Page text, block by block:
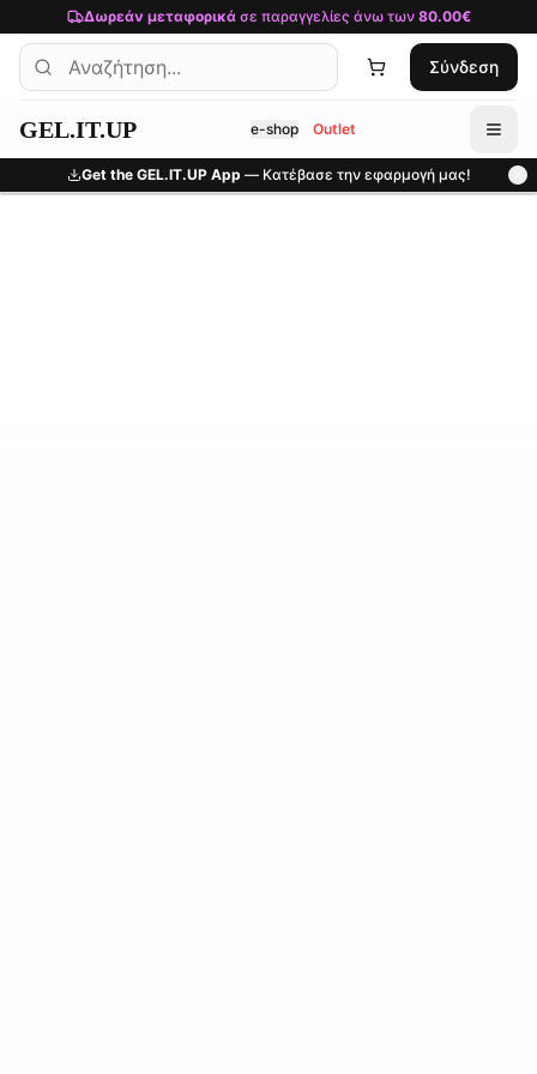
Μετάβαση στο κύριο περιεχόμενο
Δωρεάν μεταφορικάσε παραγγελίες άνω των 80.00€
Σύνδεση
GEL.IT.UP e-shop Outlet
Get the GEL.IT.UP App — Κατέβασε την εφαρμογή μας!